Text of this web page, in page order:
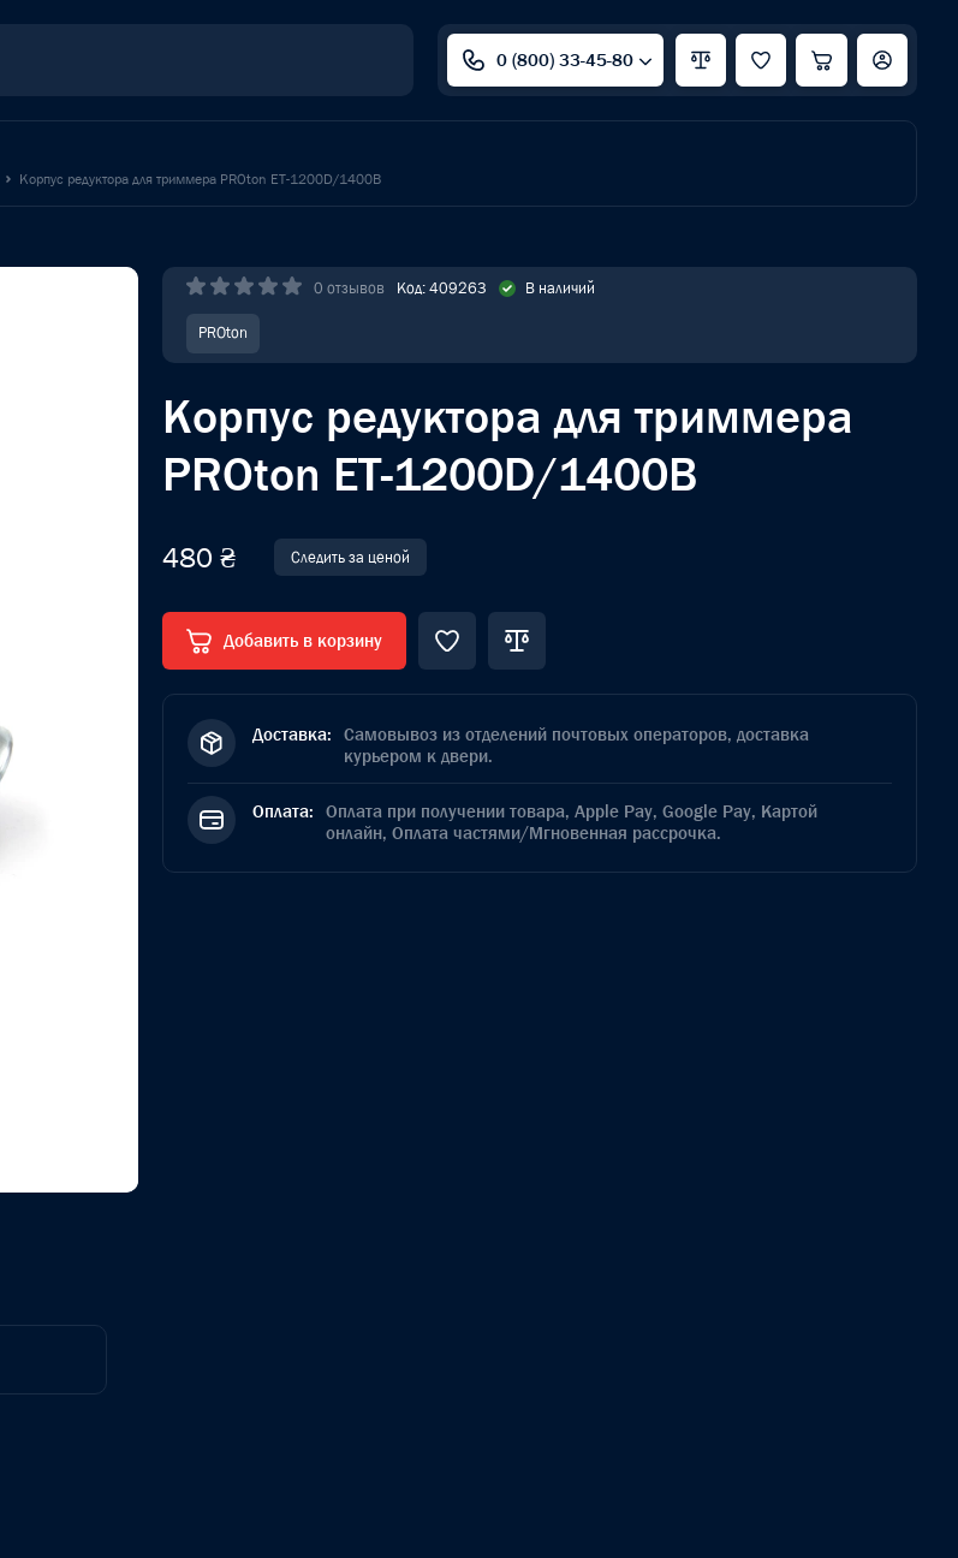
0 (800) 33-45-80
Корпус редуктора для триммера PROton ET-1200D/1400B
0 отзывов Код: 409263 В наличий
PROton
Корпус редуктора для триммера
PROton ET-1200D/1400B
480 ₴ Следить за ценой
Добавить в корзину
Доставка: Самовывоз из отделений почтовых операторов, доставка
курьером к двери.
Оплата: Оплата при получении товара, Apple Pay, Google Pay, Картой
онлайн, Оплата частями/Мгновенная рассрочка.